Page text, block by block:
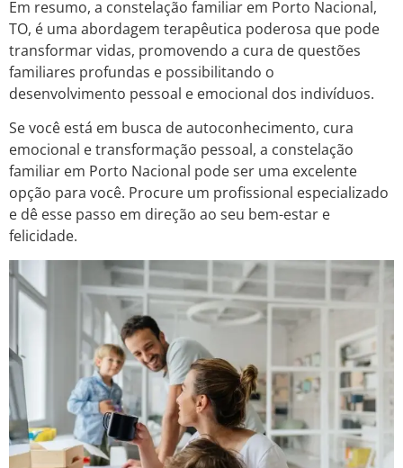
Em resumo, a constelação familiar em Porto Nacional,
TO, é uma abordagem terapêutica poderosa que pode
transformar vidas, promovendo a cura de questões
familiares profundas e possibilitando o
desenvolvimento pessoal e emocional dos indivíduos.
Se você está em busca de autoconhecimento, cura
emocional e transformação pessoal, a constelação
familiar em Porto Nacional pode ser uma excelente
opção para você. Procure um profissional especializado
e dê esse passo em direção ao seu bem-estar e
felicidade.